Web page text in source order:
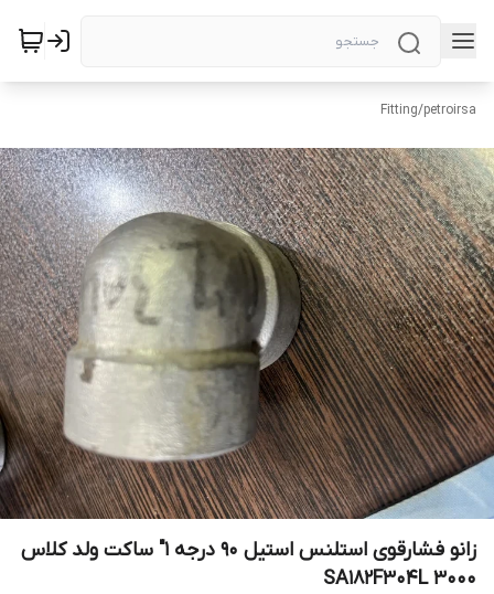
petroirsa
/
Fitting
زانو فشارقوی استلنس استیل 90 درجه 1" ساکت ولد کلاس
3000 SA182F304L